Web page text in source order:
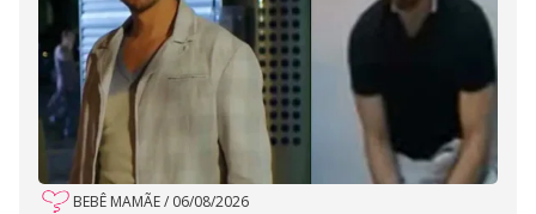
BEBÊ MAMÃE/ 06/08/2026